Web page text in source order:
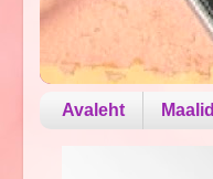
Avaleht Maalid